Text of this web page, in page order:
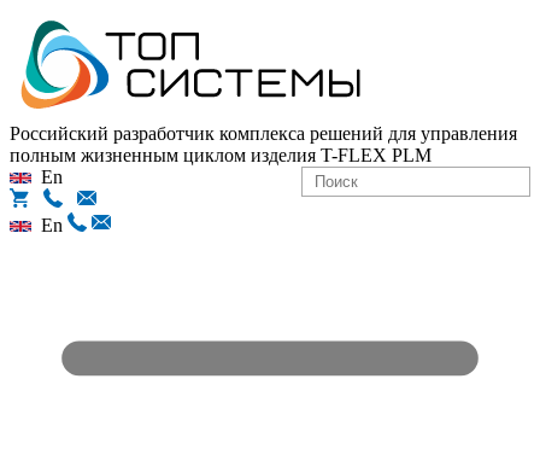
Российский разработчик комплекса решений для управления
полным жизненным циклом изделия T-FLEX PLM
En
En